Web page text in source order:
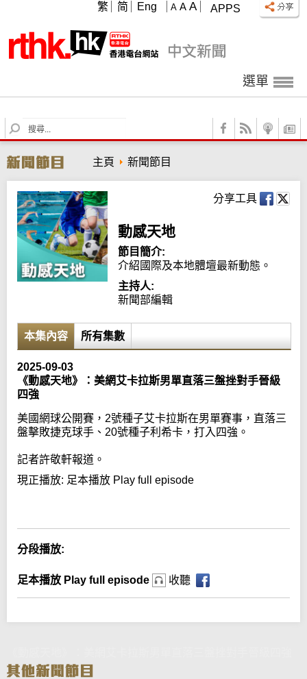
APPS
A A A
繁 简 Eng
選單
S
e
r
c
h
主頁 新聞節目
分享工具
動感天地
節目簡介:
介紹國際及本地體壇最新動態。
主持人:
新聞部編輯
本集內容 所有集數
2025-09-03
《動感天地》：美網艾卡拉斯男單直落三盤挫對手晉級
四強
美國網球公開賽，2號種子艾卡拉斯在男單賽事，直落三
盤擊敗捷克球手、20號種子利希卡，打入四強。
記者許敬軒報道。
現正播放: 足本播放 Play full episode
分段播放:
足本播放 Play full episode 收聽